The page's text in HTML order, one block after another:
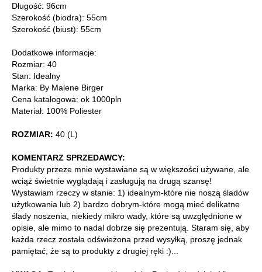
Długość: 96cm
Szerokość (biodra): 55cm
Szerokość (biust): 55cm
Dodatkowe informacje:
Rozmiar: 40
Stan: Idealny
Marka: By Malene Birger
Cena katalogowa: ok 1000pln
Materiał: 100% Poliester
ROZMIAR: 40 (L)
KOMENTARZ SPRZEDAWCY:
Produkty przeze mnie wystawiane są w większości używane, ale
wciąż świetnie wyglądają i zasługują na drugą szansę!
Wystawiam rzeczy w stanie: 1) idealnym-które nie noszą śladów
użytkowania lub 2) bardzo dobrym-które mogą mieć delikatne
ślady noszenia, niekiedy mikro wady, które są uwzględnione w
opisie, ale mimo to nadal dobrze się prezentują. Staram się, aby
każda rzecz została odświeżona przed wysyłką, proszę jednak
pamiętać, że są to produkty z drugiej ręki :)...